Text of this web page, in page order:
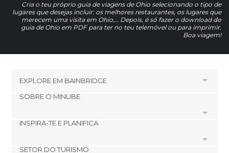
Cria o teu próprio guia de viagens de Ohio selecionando o tipo de
lugares que desejas incluir: os melhores restaurantes, os lugares que
merecem uma visita em Ohio,… Depois, é só fazer o download do
guia de Ohio em PDF para ter no teu telemóvel ou para imprimir.
Boa viagem!
EXPLORE EM BAINBRIDGE
Hotéis em Chillicothe
Hotéis em Wilmington
SOBRE O MINUBE
Cookies
INSPIRA-TE E PLANIFICA
SETOR DO TURISMO